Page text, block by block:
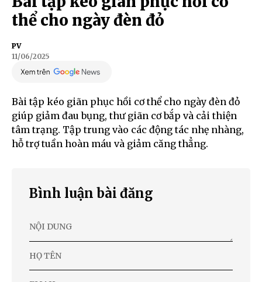
thể cho ngày đèn đỏ
PV
11/06/2025
Bài tập kéo giãn phục hồi cơ thể cho ngày đèn đỏ
giúp giảm đau bụng, thư giãn cơ bắp và cải thiện
tâm trạng. Tập trung vào các động tác nhẹ nhàng,
hỗ trợ tuần hoàn máu và giảm căng thẳng.
Bình luận bài đăng